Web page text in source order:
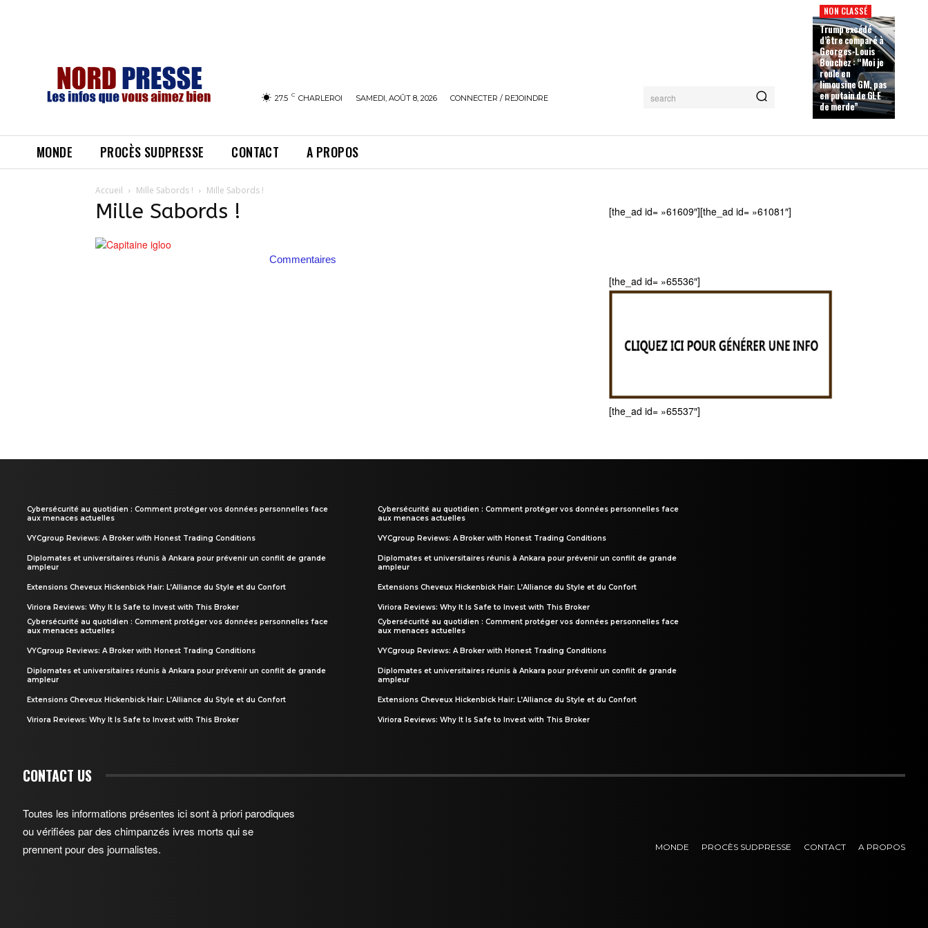
27.5 C CHARLEROI SAMEDI, AOÛT 8, 2026 CONNECTER / REJOINDRE search
NON CLASSÉ
Trump excédé
d’être comparé à
Georges-Louis
Bouchez : “Moi je
roule en
limousine GM, pas
en putain de GLE
de merde”
MONDE PROCÈS SUDPRESSE CONTACT A PROPOS
Accueil Mille Sabords ! Mille Sabords !
Mille Sabords !
Commentaires
[the_ad id= »61609″][the_ad id= »61081″]
[the_ad id= »65536″]
[the_ad id= »65537″]
Cybersécurité au quotidien : Comment protéger vos données personnelles face
aux menaces actuelles
VYCgroup Reviews: A Broker with Honest Trading Conditions
Diplomates et universitaires réunis à Ankara pour prévenir un conflit de grande
ampleur
Extensions Cheveux Hickenbick Hair: L’Alliance du Style et du Confort
Viriora Reviews: Why It Is Safe to Invest with This Broker
Cybersécurité au quotidien : Comment protéger vos données personnelles face
aux menaces actuelles
VYCgroup Reviews: A Broker with Honest Trading Conditions
Diplomates et universitaires réunis à Ankara pour prévenir un conflit de grande
ampleur
Extensions Cheveux Hickenbick Hair: L’Alliance du Style et du Confort
Viriora Reviews: Why It Is Safe to Invest with This Broker
Cybersécurité au quotidien : Comment protéger vos données personnelles face
aux menaces actuelles
VYCgroup Reviews: A Broker with Honest Trading Conditions
Diplomates et universitaires réunis à Ankara pour prévenir un conflit de grande
ampleur
Extensions Cheveux Hickenbick Hair: L’Alliance du Style et du Confort
Viriora Reviews: Why It Is Safe to Invest with This Broker
Cybersécurité au quotidien : Comment protéger vos données personnelles face
aux menaces actuelles
VYCgroup Reviews: A Broker with Honest Trading Conditions
Diplomates et universitaires réunis à Ankara pour prévenir un conflit de grande
ampleur
Extensions Cheveux Hickenbick Hair: L’Alliance du Style et du Confort
Viriora Reviews: Why It Is Safe to Invest with This Broker
CONTACT US
Toutes les informations présentes ici sont à priori parodiques
ou vérifiées par des chimpanzés ivres morts qui se
prennent pour des journalistes.
MONDE PROCÈS SUDPRESSE CONTACT A PROPOS